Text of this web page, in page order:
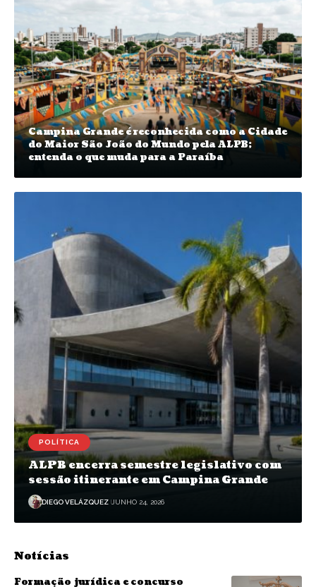
Campina Grande é reconhecida como a Cidade
do Maior São João do Mundo pela ALPB;
entenda o que muda para a Paraíba
POLÍTICA
ALPB encerra semestre legislativo com
sessão itinerante em Campina Grande
DIEGO VELÁZQUEZ JUNHO 24, 2026
Notícias
Formação jurídica e concurso